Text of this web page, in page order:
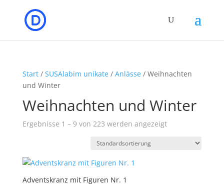
Start/ SUSAlabim unikate/ Anlässe/ Weihnachten
und Winter
Weihnachten und Winter
Ergebnisse 1 – 9 von 223 werden angezeigt
Adventskranz mit Figuren Nr. 1